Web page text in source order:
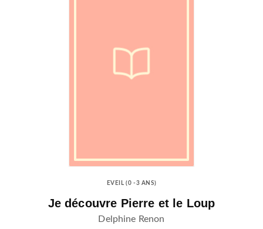
EVEIL (0 -3 ANS)
Je découvre Pierre et le Loup
Delphine Renon